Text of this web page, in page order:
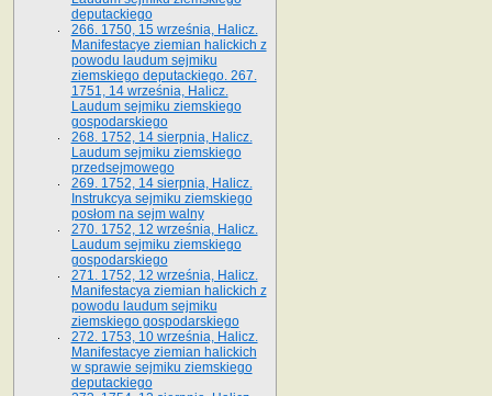
deputackiego
266. 1750, 15 września, Halicz.
Manifestacye ziemian halickich z
powodu laudum sejmiku
ziemskiego deputackiego. 267.
1751, 14 września, Halicz.
Laudum sejmiku ziemskiego
gospodarskiego
268. 1752, 14 sierpnia, Halicz.
Laudum sejmiku ziemskiego
przedsejmowego
269. 1752, 14 sierpnia, Halicz.
Instrukcya sejmiku ziemskiego
posłom na sejm walny
270. 1752, 12 września, Halicz.
Laudum sejmiku ziemskiego
gospodarskiego
271. 1752, 12 września, Halicz.
Manifestacya ziemian halickich z
powodu laudum sejmiku
ziemskiego gospodarskiego
272. 1753, 10 września, Halicz.
Manifestacye ziemian halickich
w sprawie sejmiku ziemskiego
deputackiego